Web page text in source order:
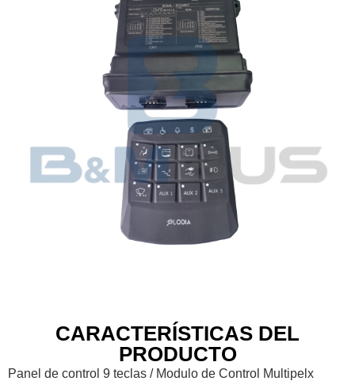
CARACTERÍSTICAS DEL
PRODUCTO
Panel de control 9 teclas / Modulo de Control Multipelx